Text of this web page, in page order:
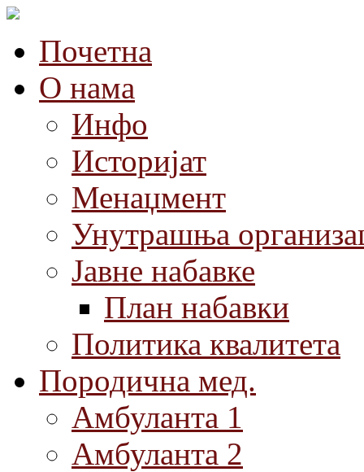
Почетна
О нама
Инфо
Историјат
Менаџмент
Унутрашња
Јавне набавке
План набавки
Политика квалитета
Породична мед.
Амбуланта 1
Амбуланта 2